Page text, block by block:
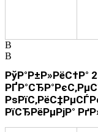
В
В
РўР°Р±Р»РёС†Р°
РїСЂРёРµРјР°